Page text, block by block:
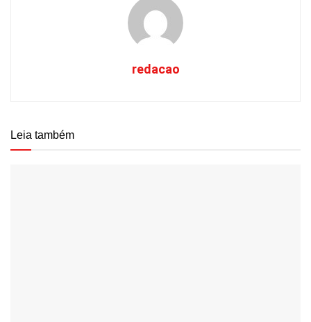
redacao
Leia também